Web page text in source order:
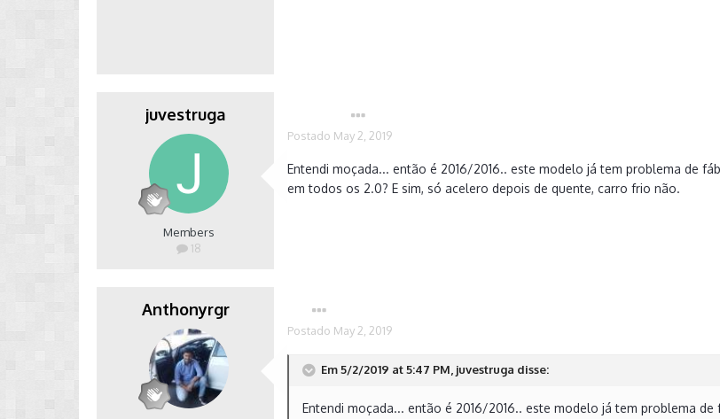
juvestruga
Members
18
Postado May 2, 2019
Entendi moçada... então é 2016/2016.. este modelo já tem problema de
em todos os 2.0? E sim, só acelero depois de quente, carro frio não.
Anthonyrgr
Postado May 2, 2019
Em 5/2/2019 at 5:47 PM, juvestruga disse:
Entendi moçada... então é 2016/2016.. este modelo já tem problema